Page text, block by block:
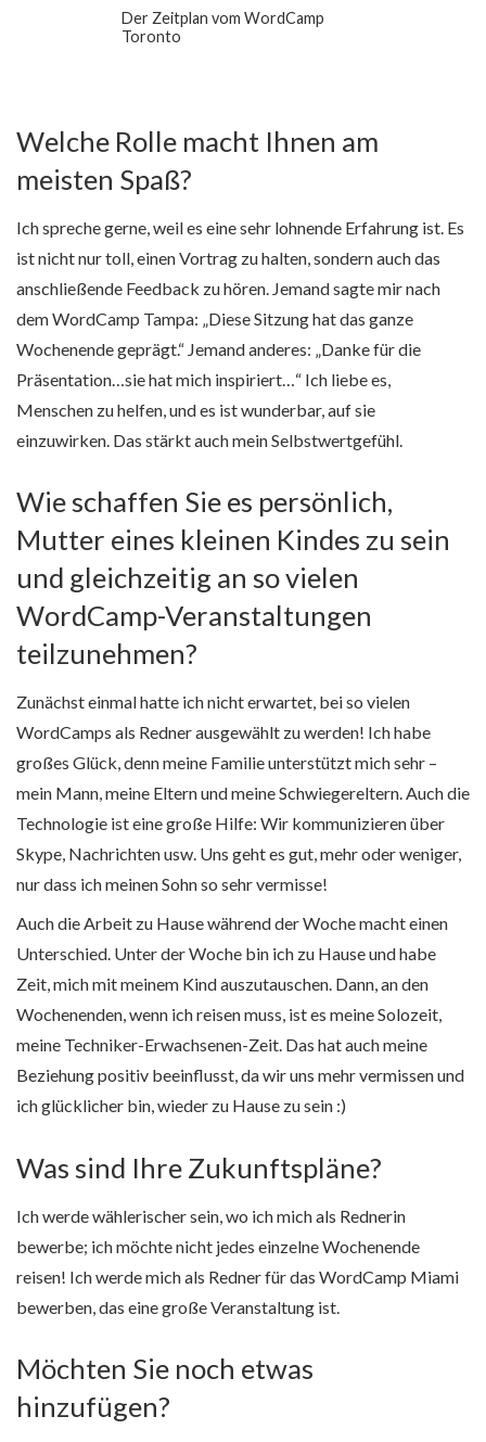
Der Zeitplan vom WordCamp
Toronto
Welche Rolle macht Ihnen am
meisten Spaß?
Ich spreche gerne, weil es eine sehr lohnende Erfahrung ist. Es
ist nicht nur toll, einen Vortrag zu halten, sondern auch das
anschließende Feedback zu hören. Jemand sagte mir nach
dem WordCamp Tampa: „Diese Sitzung hat das ganze
Wochenende geprägt.“ Jemand anderes: „Danke für die
Präsentation…sie hat mich inspiriert…“ Ich liebe es,
Menschen zu helfen, und es ist wunderbar, auf sie
einzuwirken. Das stärkt auch mein Selbstwertgefühl.
Wie schaffen Sie es persönlich,
Mutter eines kleinen Kindes zu sein
und gleichzeitig an so vielen
WordCamp-Veranstaltungen
teilzunehmen?
Zunächst einmal hatte ich nicht erwartet, bei so vielen
WordCamps als Redner ausgewählt zu werden! Ich habe
großes Glück, denn meine Familie unterstützt mich sehr –
mein Mann, meine Eltern und meine Schwiegereltern. Auch die
Technologie ist eine große Hilfe: Wir kommunizieren über
Skype, Nachrichten usw. Uns geht es gut, mehr oder weniger,
nur dass ich meinen Sohn so sehr vermisse!
Auch die Arbeit zu Hause während der Woche macht einen
Unterschied. Unter der Woche bin ich zu Hause und habe
Zeit, mich mit meinem Kind auszutauschen. Dann, an den
Wochenenden, wenn ich reisen muss, ist es meine Solozeit,
meine Techniker-Erwachsenen-Zeit. Das hat auch meine
Beziehung positiv beeinflusst, da wir uns mehr vermissen und
ich glücklicher bin, wieder zu Hause zu sein :)
Was sind Ihre Zukunftspläne?
Ich werde wählerischer sein, wo ich mich als Rednerin
bewerbe; ich möchte nicht jedes einzelne Wochenende
reisen! Ich werde mich als Redner für das WordCamp Miami
bewerben, das eine große Veranstaltung ist.
Möchten Sie noch etwas
hinzufügen?